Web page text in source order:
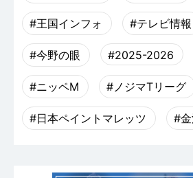
#王国インフォ #テレビ情報
#今野の眼 #2025-2026
#ニッペM #ノジマTリーグ
#日本ペイントマレッツ #金